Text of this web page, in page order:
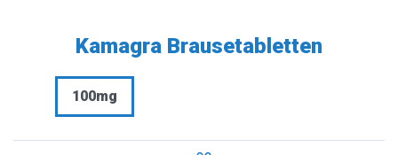
Kamagra Brausetabletten
100mg